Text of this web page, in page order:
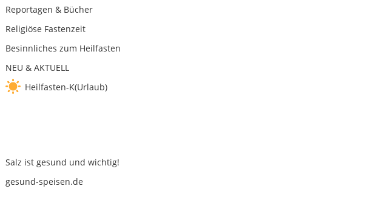
Reportagen & Bücher
Religiöse Fastenzeit
Besinnliches zum Heilfasten
NEU & AKTUELL
Heilfasten-K(Urlaub)
Salz ist gesund und wichtig!
gesund-speisen.de